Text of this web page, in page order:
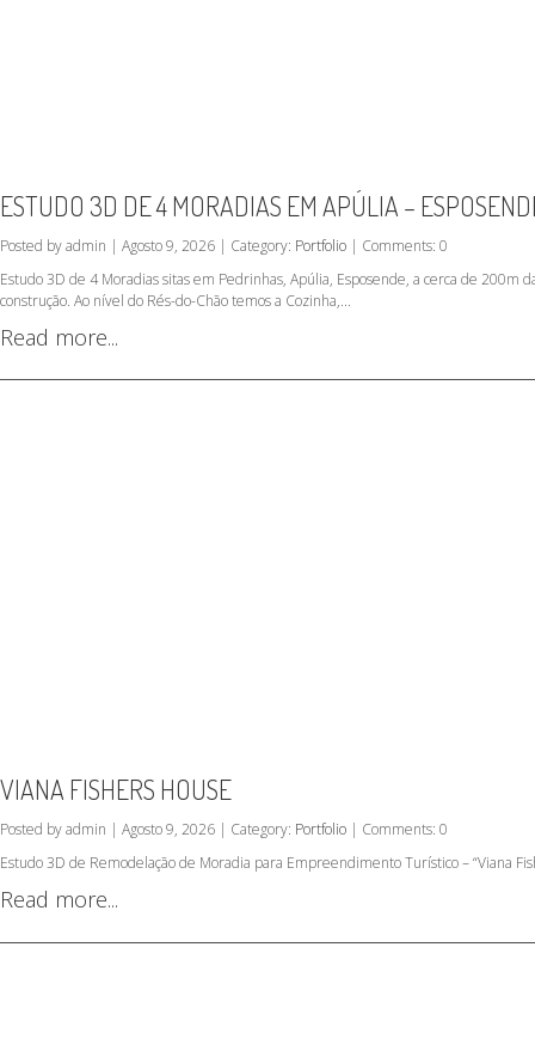
ESTUDO 3D DE 4 MORADIAS EM APÚLIA –
Posted by admin | Agosto 9, 2026 | Category: Portfolio | Comments: 0
Estudo 3D de 4 Moradias sitas em Pedrinhas, Apúlia, Esposende, a cerca de
construção. Ao nível do Rés-do-Chão temos a Cozinha,...
Read more...
VIANA FISHERS HOUSE
Posted by admin | Agosto 9, 2026 | Category: Portfolio | Comments: 0
Estudo 3D de Remodelação de Moradia para Empreendimento Turístico – “Viana
Read more...